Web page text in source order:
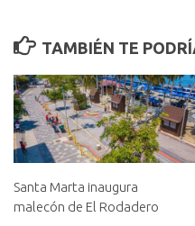
TAMBIÉN TE
Santa Marta inaugura
malecón de El Rodadero